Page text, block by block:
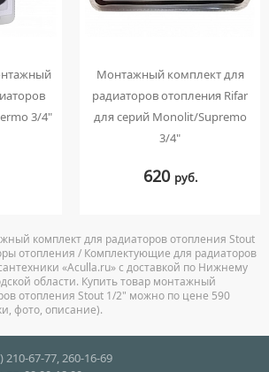
3/4"
Монтажный комплект для
радиаторов отопления Rifar
для cерий Monolit/Supremo
3/4"
620 руб.
комплект для радиаторов отопления Stout
отопления / Комплектующие для радиаторов
«Aculla.ru» с доставкой по Нижнему
области. Купить товар монтажный
отопления Stout 1/2" можно по цене 590
фото, описание).
67-77, 260-16-69